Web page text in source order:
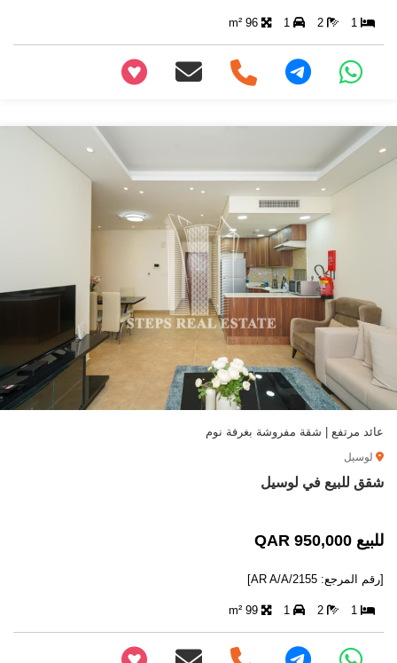
1
2
1
96 m²
عائد مرتفع | شقة مفروشة بغرفة نوم
لوسيل
شقق للبيع في لوسيل
للبيع 950,000 QAR
[رقم المرجع: AR A/A/2155]
1
2
1
99 m²